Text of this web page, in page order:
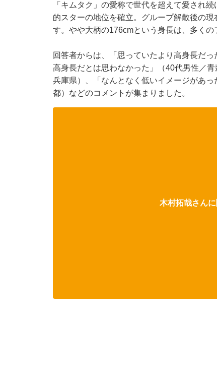
「キムタク」の愛称で世代を超えて愛され
的スターの地位を確立。グループ解散後の
す。やや大柄の176cmという身長は、多くの
回答者からは、「思っていたより高身長だ
高身長だとは思わなかった」（40代男性／
兵庫県）、「なんとなく低いイメージがあ
都）などのコメントが集まりました。
木村拓哉さん